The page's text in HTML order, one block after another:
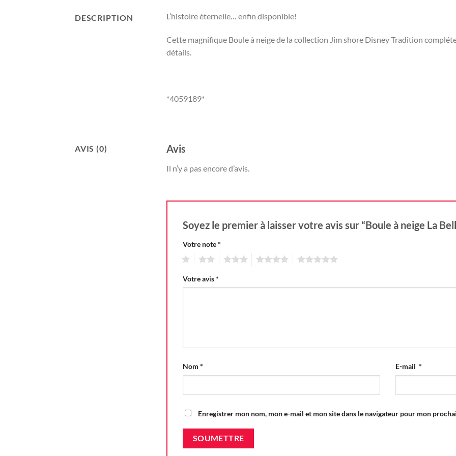
DESCRIPTION L’histoire éternelle… enfin disponible!
Cette magnifique Boule à neige de la collection Jim shore Disney Tradition
détails.
*4059189*
AVIS (0) Avis
Il n’y a pas encore d’avis.
Soyez le premier à laisser votre avis sur “Boule à neige La
Votre note*
Votre avis*
Nom * E-mail *
Enregistrer mon nom, mon e-mail et mon site dans le navigateur pour mon